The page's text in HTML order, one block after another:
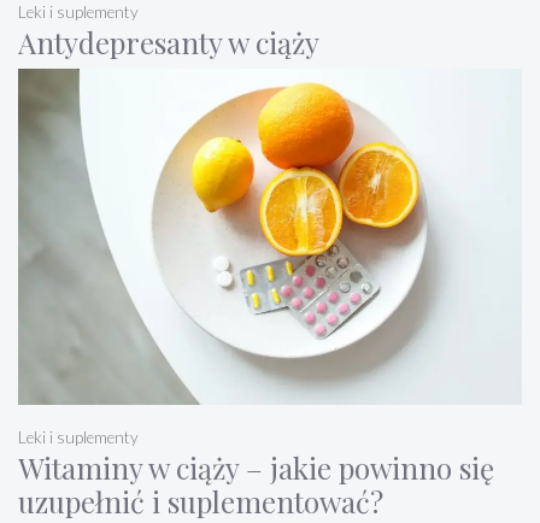
Antydepresanty w ciąży
Leki i suplementy
Witaminy w ciąży – jakie powinno się
uzupełnić i suplementować?
Leki i suplementy